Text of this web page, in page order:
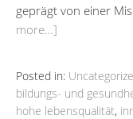
geprägt von einer
more…]
Posted in:
bildungs- und
hohe lebensqualität,